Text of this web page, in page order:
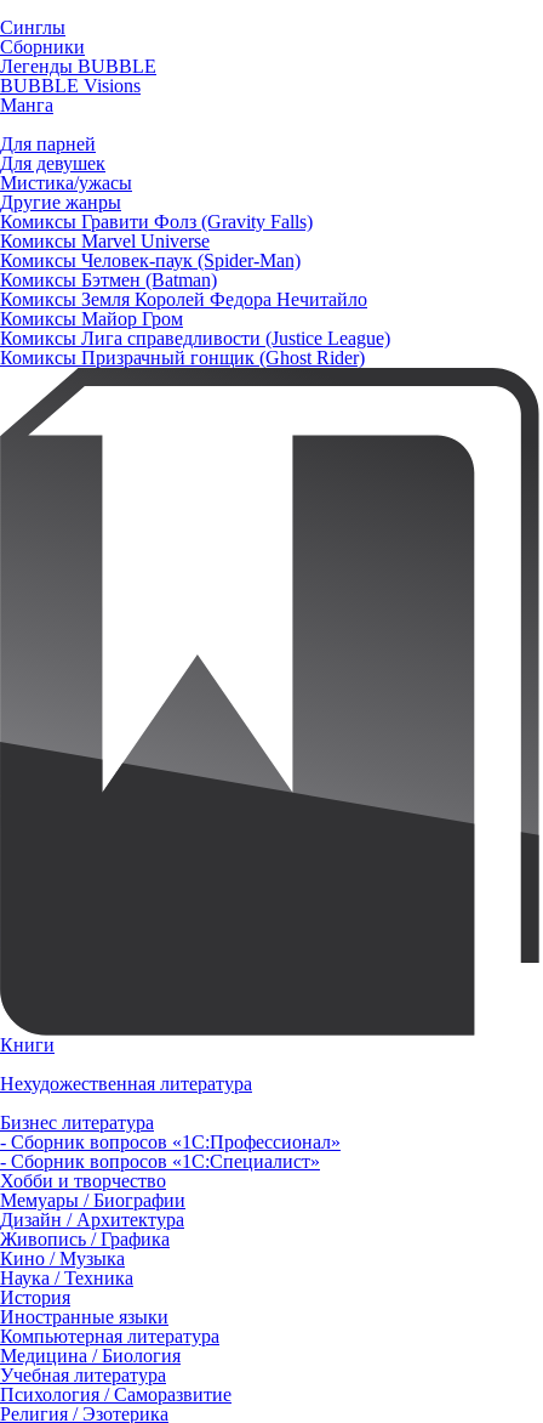
Синглы
Сборники
Легенды BUBBLE
BUBBLE Visions
Манга
Для парней
Для девушек
Мистика/ужасы
Другие жанры
Комиксы Гравити Фолз (Gravity Falls)
Комиксы Marvel Universe
Комиксы Человек-паук (Spider-Man)
Комиксы Бэтмен (Batman)
Комиксы Земля Королей Федора Нечитайло
Комиксы Майор Гром
Комиксы Лига справедливости (Justice League)
Комиксы Призрачный гонщик (Ghost Rider)
Книги
Нехудожественная литература
Бизнес литература
- Сборник вопросов «1С:Профессионал»
- Сборник вопросов «1С:Специалист»
Хобби и творчество
Мемуары / Биографии
Дизайн / Архитектура
Живопись / Графика
Кино / Музыка
Наука / Техника
История
Иностранные языки
Компьютерная литература
Медицина / Биология
Учебная литература
Психология / Саморазвитие
Религия / Эзотерика